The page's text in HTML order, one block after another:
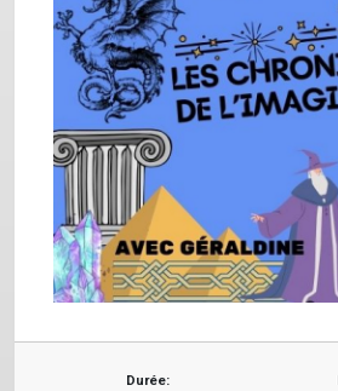
Durée: